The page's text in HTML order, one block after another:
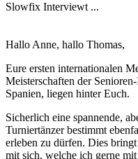
Slowfix Interviewt ...
Hallo Anne, hallo Thomas,
Eure ersten internationalen
Meisterschaften der
Spanien, liegen hinter Euch.
Sicherlich eine spannende,
Turniertänzer bestimmt
erleben zu dürfen. Dies
mit sich, welche ich gerne